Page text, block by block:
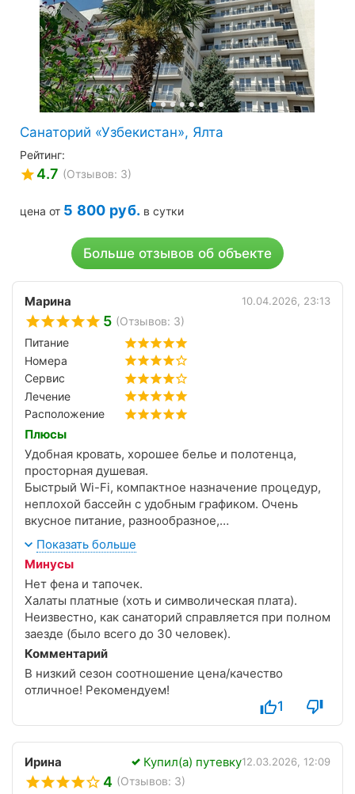
Санаторий «Узбекистан», Ялта
Рейтинг:
4.7 (Отзывов: 3)
цена от 5 800 руб. в сутки
Больше отзывов об объекте
Марина 10.04.2026, 23:13
5 (Отзывов: 3)
Питание
Номера
Сервис
Лечение
Расположение
Плюсы
Удобная кровать, хорошее белье и полотенца,
просторная душевая.
Быстрый Wi-Fi, компактное назначение процедур,
неплохой бассейн с удобным графиком. Очень
вкусное питание, разнообразное,
сбалансированное. Приятно удивило! Территория
большая, возможность подъехать прямо к крыльцу.
Персонал приветливый и доброжелательный.
Дважды в день ходит автобус в Ялту.
Показать больше
Минусы
Нет фена и тапочек.
Халаты платные (хоть и символическая плата).
Неизвестно, как санаторий справляется при полном
заезде (было всего до 30 человек).
Комментарий
В низкий сезон соотношение цена/качество
отличное! Рекомендуем!
1
Ирина Купил(а) путевку12.03.2026, 12:09
4 (Отзывов: 3)